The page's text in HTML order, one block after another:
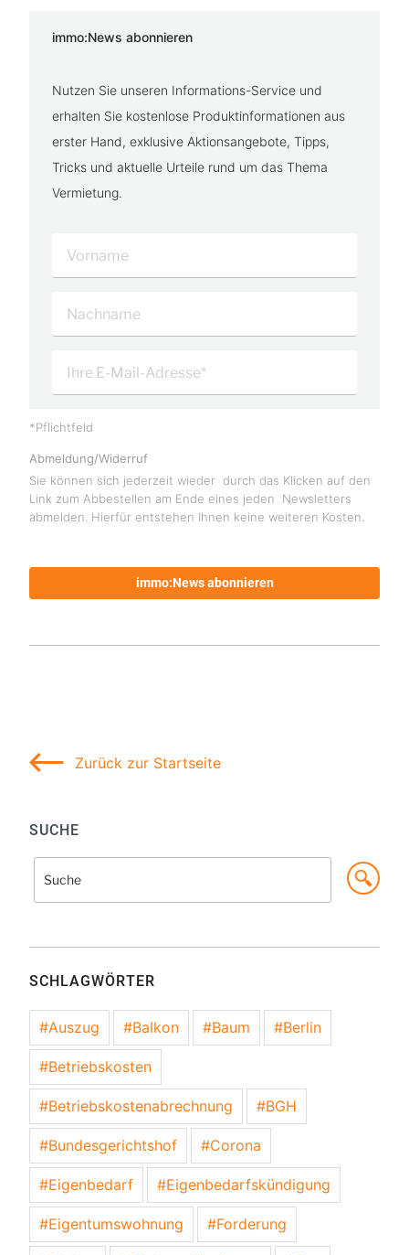
immo:News abonnieren
Nutzen Sie unseren Informations-Service und
erhalten Sie kostenlose Produktinformationen aus
erster Hand, exklusive Aktionsangebote, Tipps,
Tricks und aktuelle Urteile rund um das Thema
Vermietung.
*Pflichtfeld
Abmeldung/Widerruf
Sie können sich jederzeit wieder durch das Klicken auf den
Link zum Abbestellen am Ende eines jeden Newsletters
abmelden. Hierfür entstehen Ihnen keine weiteren Kosten.
immo:News abonnieren
Zurück zur Startseite
SUCHE
Suche
SCHLAGWÖRTER
Auszug Balkon Baum Berlin
Betriebskosten
Betriebskostenabrechnung BGH
Bundesgerichtshof Corona
Eigenbedarf Eigenbedarfskündigung
Eigentumswohnung Forderung